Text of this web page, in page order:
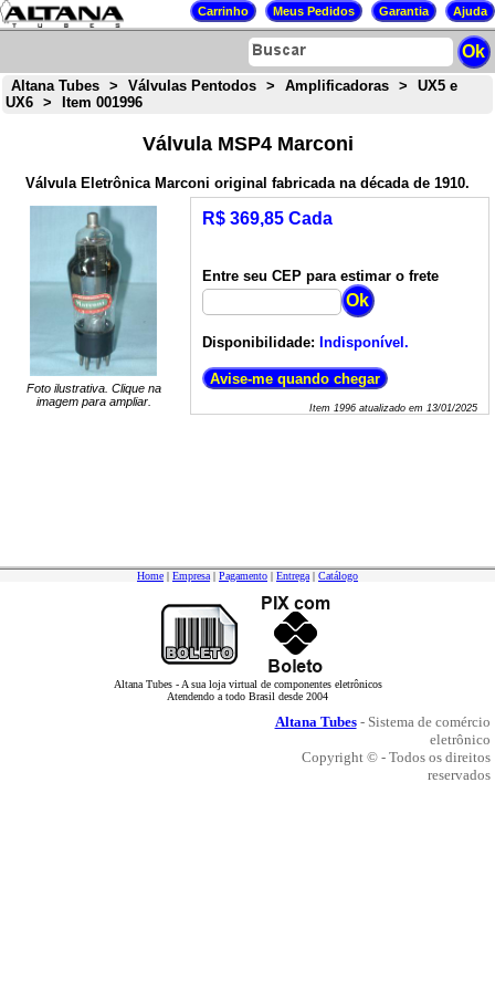
Altana Tubes > Válvulas Pentodos > Amplificadoras >
UX5 e
UX6
> Item 001996
Válvula MSP4 Marconi
Válvula Eletrônica Marconi original fabricada na década de 1910.
Foto ilustrativa. Clique na
imagem para ampliar.
R$ 369,85 Cada
Entre seu CEP para estimar o frete
Disponibilidade: Indisponível.
Item 1996atualizado em 13/01/2025
Home | Empresa | Pagamento | Entrega | Catálogo
Altana Tubes - A sua loja virtual de componentes eletrônicos
Atendendo a todo Brasil desde 2004
Altana Tubes- Sistema de comércio
eletrônico
Copyright © - Todos os direitos
reservados